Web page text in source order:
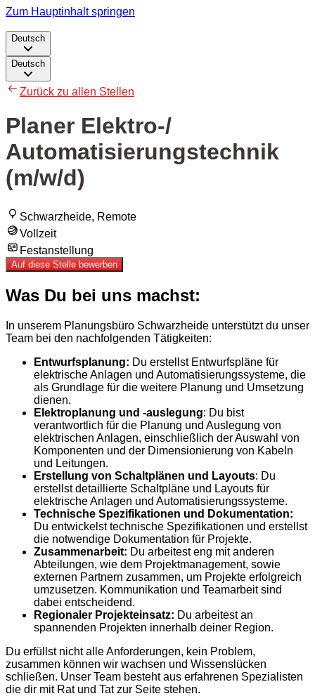
Zum Hauptinhalt springen
Deutsch
Deutsch
Zurück zu allen Stellen
Planer Elektro-/
Automatisierungstechnik
(m/w/d)
Schwarzheide, Remote
Vollzeit
Festanstellung
Auf diese Stelle bewerben
Was Du bei uns machst:
In unserem Planungsbüro Schwarzheide unterstützt du unser
Team bei den nachfolgenden Tätigkeiten:
Entwurfsplanung: Du erstellst Entwurfspläne für
elektrische Anlagen und Automatisierungssysteme, die
als Grundlage für die weitere Planung und Umsetzung
dienen.
Elektroplanung und -auslegung: Du bist
verantwortlich für die Planung und Auslegung von
elektrischen Anlagen, einschließlich der Auswahl von
Komponenten und der Dimensionierung von Kabeln
und Leitungen.
Erstellung von Schaltplänen und Layouts: Du
erstellst detaillierte Schaltpläne und Layouts für
elektrische Anlagen und Automatisierungssysteme.
Technische Spezifikationen und Dokumentation:
Du entwickelst technische Spezifikationen und erstellst
die notwendige Dokumentation für Projekte.
Zusammenarbeit: Du arbeitest eng mit anderen
Abteilungen, wie dem Projektmanagement, sowie
externen Partnern zusammen, um Projekte erfolgreich
umzusetzen. Kommunikation und Teamarbeit sind
dabei entscheidend.
Regionaler Projekteinsatz: Du arbeitest an
spannenden Projekten innerhalb deiner Region.
Du erfüllst nicht alle Anforderungen, kein Problem,
zusammen können wir wachsen und Wissenslücken
schließen. Unser Team besteht aus erfahrenen Spezialisten
die dir mit Rat und Tat zur Seite stehen.